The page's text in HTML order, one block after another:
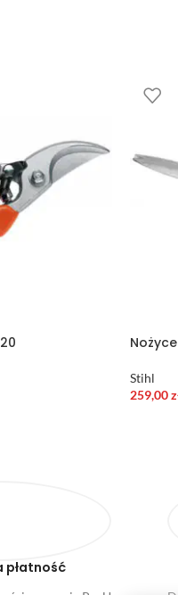
Stihl
259,00
płatność